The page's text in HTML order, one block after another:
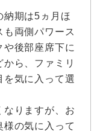
納期は5ヵ月ほ
も両側パワース
後部座席下に
ら、ファミリ
を気に入って選
なりますが、お
の気に入って